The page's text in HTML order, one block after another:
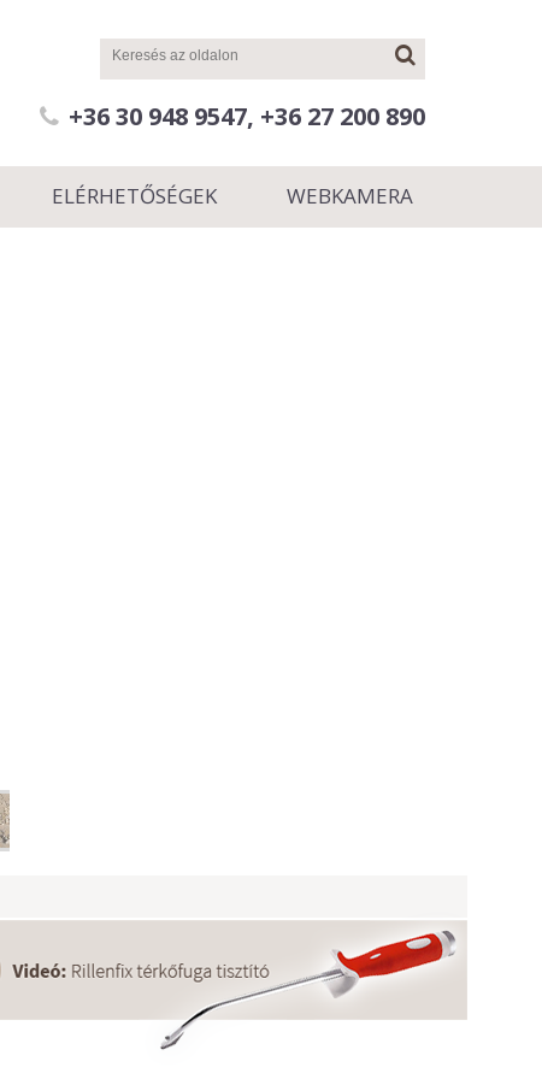
+36 30 948 9547, +36 27 200 890
ELÉRHETŐSÉGEK WEBKAMERA